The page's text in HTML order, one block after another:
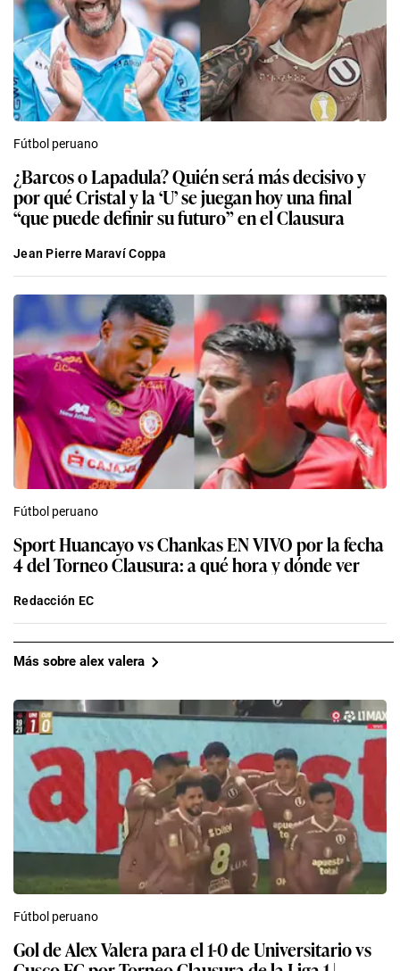
Fútbol peruano
¿Barcos o Lapadula? Quién será más decisivo y
por qué Cristal y la ‘U’ se juegan hoy una final
“que puede definir su futuro” en el Clausura
Jean Pierre Maraví Coppa
Fútbol peruano
Sport Huancayo vs Chankas EN VIVO por la fecha
4 del Torneo Clausura: a qué hora y dónde ver
Redacción EC
Más sobre alex valera
Fútbol peruano
Gol de Alex Valera para el 1-0 de Universitario vs